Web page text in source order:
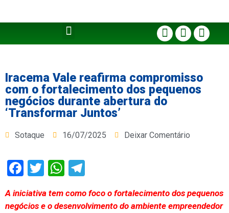
Iracema Vale reafirma compromisso
com o fortalecimento dos pequenos
negócios durante abertura do
‘Transformar Juntos’
Sotaque 16/07/2025 Deixar Comentário
Facebook
TwitterWhatsApp
A iniciativa tem como foco o fortalecimento dos pequenos
negócios e o desenvolvimento do ambiente empreendedor